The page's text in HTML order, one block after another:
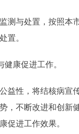
与处置，按照本市
置。
康促进工作。
性，将结核病宣传
，不断改进和创新
促进工作效果。